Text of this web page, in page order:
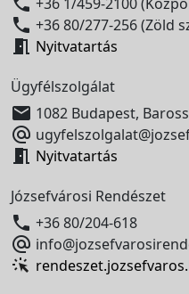
 +36 80/277-256 (Zöld
 Nyitvatartás
Ügyfélszolgálat
 1082 Budapest,

 Nyitvatartás
Józsefvárosi Rendészet
 +36 80/204-618
